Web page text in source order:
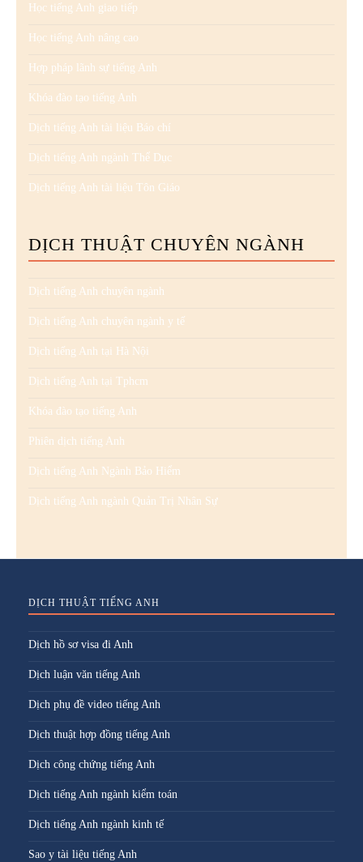
Học tiếng Anh giao tiếp
Học tiếng Anh nâng cao
Hợp pháp lãnh sự tiếng Anh
Khóa đào tạo tiếng Anh
Dịch tiếng Anh tài liệu Báo chí
Dịch tiếng Anh ngành Thể Dục
Dịch tiếng Anh tài liệu Tôn Giáo
DỊCH THUẬT CHUYÊN NGÀNH
Dịch tiếng Anh chuyên ngành
Dịch tiếng Anh chuyên ngành y tế
Dịch tiếng Anh tại Hà Nội
Dịch tiếng Anh tại Tphcm
Khóa đào tạo tiếng Anh
Phiên dịch tiếng Anh
Dịch tiếng Anh Ngành Bảo Hiểm
Dịch tiếng Anh ngành Quản Trị Nhân Sự
DỊCH THUẬT TIẾNG ANH
Dịch hồ sơ visa đi Anh
Dịch luận văn tiếng Anh
Dịch phụ đề video tiếng Anh
Dịch thuật hợp đồng tiếng Anh
Dịch công chứng tiếng Anh
Dịch tiếng Anh ngành kiểm toán
Dịch tiếng Anh ngành kinh tế
Sao y tài liệu tiếng Anh